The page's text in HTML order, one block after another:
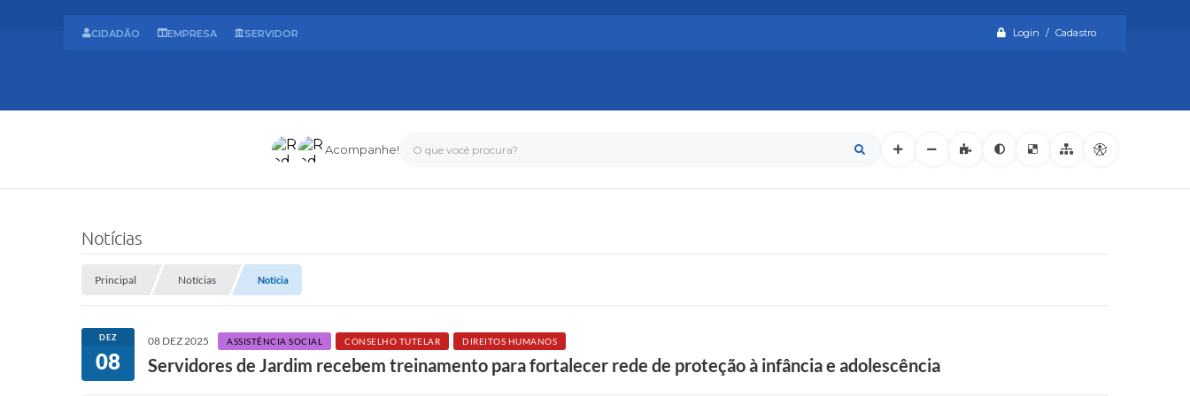
Login / Cadastro
O que você procura?
Acompanhe!
CIDADÃO EMPRESA SERVIDOR
Notícias
Principal Notícias Notícia
DEZ
08
08 DEZ 2025 ASSISTÊNCIA SOCIAL CONSELHO TUTELAR DIREITOS HUMANOS
Servidores de Jardim recebem treinamento para fortalecer rede de proteção à infância e adolescência
F